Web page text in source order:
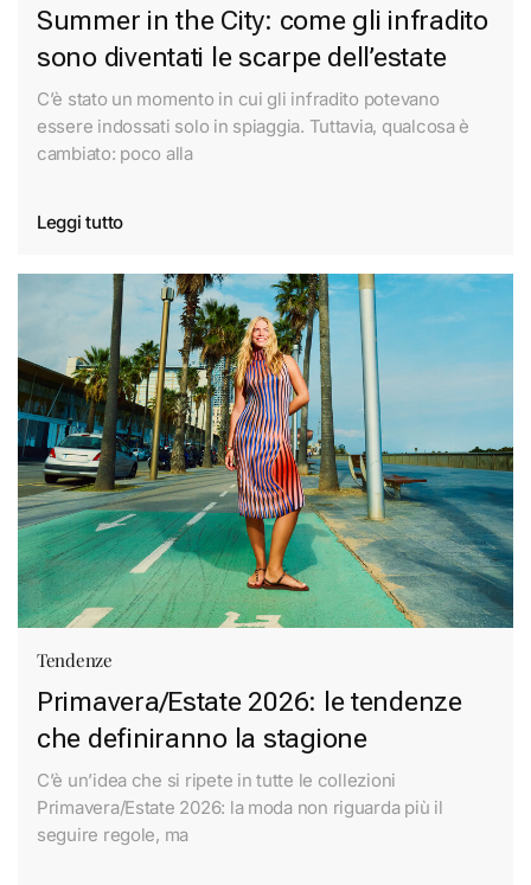
Summer in the City: come gli infradito
sono diventati le scarpe dell’estate
C’è stato un momento in cui gli infradito potevano
essere indossati solo in spiaggia. Tuttavia, qualcosa è
cambiato: poco alla
Leggi tutto
Tendenze
Primavera/Estate 2026: le tendenze
che definiranno la stagione
C’è un’idea che si ripete in tutte le collezioni
Primavera/Estate 2026: la moda non riguarda più il
seguire regole, ma